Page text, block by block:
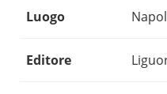
Luogo
Editore